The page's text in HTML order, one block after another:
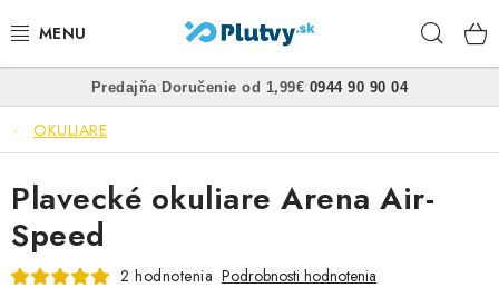
na
PLÁVANIE
ŠNORCHLOVANIE
FREEDIVING
SPEARFISHING
Predajňa• Doručenie od 1,99€• 0944 90 90 04
OKULIARE
Plavecké okuliare Arena Air-
Speed
2 hodnotenia Podrobnosti hodnotenia